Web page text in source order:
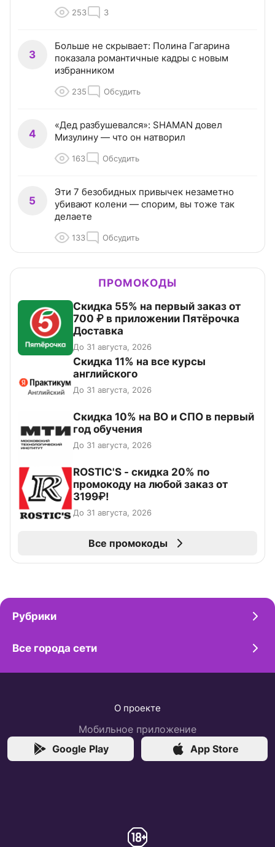
253 3
3
Больше не скрывает: Полина Гагарина
показала романтичные кадры с новым
избранником
235 Обсудить
4
«Дед разбушевался»: SHAMAN довел
Мизулину — что он натворил
163 Обсудить
5
Эти 7 безобидных привычек незаметно
убивают колени — спорим, вы тоже так
делаете
133 Обсудить
ПРОМОКОДЫ
Скидка 55% на первый заказ от
700 ₽ в приложении Пятёрочка
Доставка
До 31 августа, 2026
Скидка 11% на все курсы
английского
До 31 августа, 2026
Скидка 10% на ВО и СПО в первый
год обучения
До 31 августа, 2026
ROSTIC'S - скидка 20% по
промокоду на любой заказ от
3199₽!
До 31 августа, 2026
Все промокоды
Рубрики
Все города сети
О проекте
Мобильное приложение
Google Play
App Store